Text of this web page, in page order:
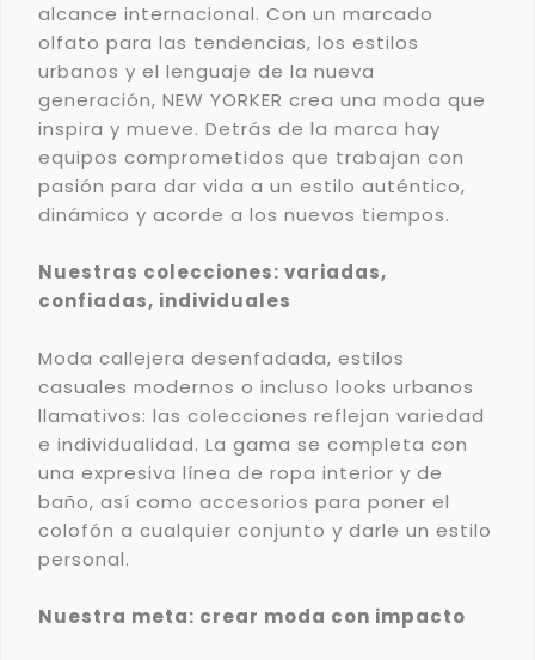
alcance internacional. Con un marcado
olfato para las tendencias, los estilos
urbanos y el lenguaje de la nueva
generación, NEW YORKER crea una moda que
inspira y mueve. Detrás de la marca hay
equipos comprometidos que trabajan con
pasión para dar vida a un estilo auténtico,
dinámico y acorde a los nuevos tiempos.
Nuestras colecciones: variadas,
confiadas, individuales
Moda callejera desenfadada, estilos
casuales modernos o incluso looks urbanos
llamativos: las colecciones reflejan variedad
e individualidad. La gama se completa con
una expresiva línea de ropa interior y de
baño, así como accesorios para poner el
colofón a cualquier conjunto y darle un estilo
personal.
Nuestra meta: crear moda con impacto